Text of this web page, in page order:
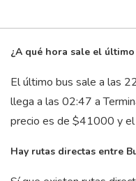
¿A qué hora sale el último
El último bus sale a las
llega a las 02:47 a
precio es de $41000 y el
Hay rutas directas entre